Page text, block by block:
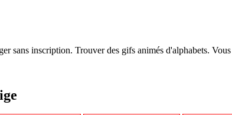
sans inscription. Trouver des gifs animés d'alphabets.